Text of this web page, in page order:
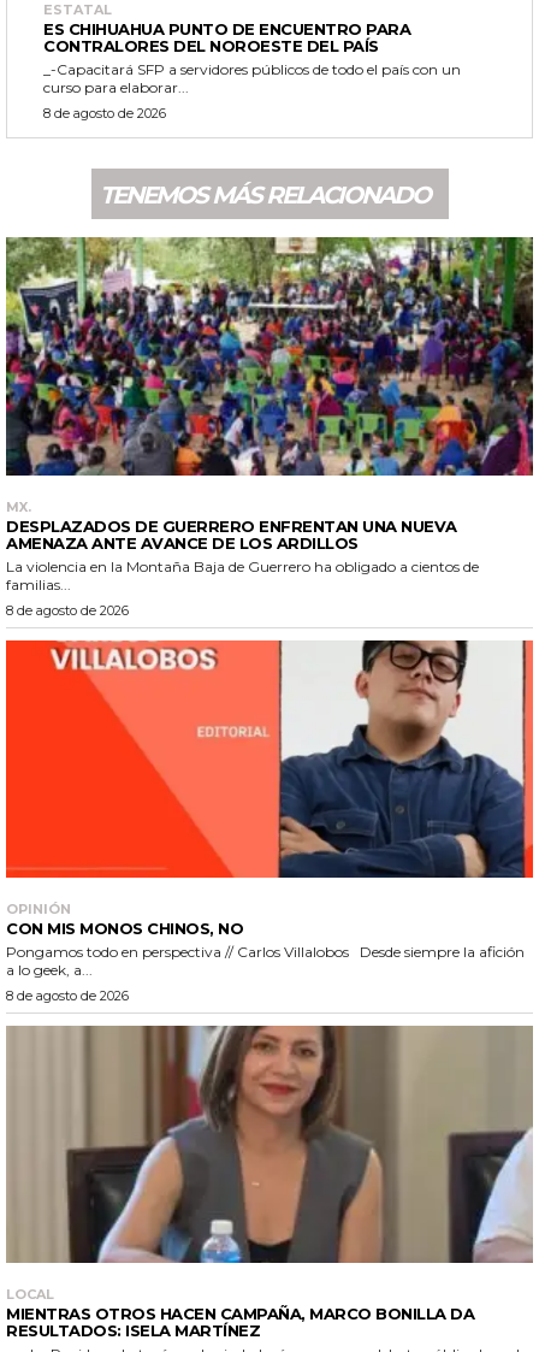
ESTATAL
ES CHIHUAHUA PUNTO DE ENCUENTRO PARA
CONTRALORES DEL NOROESTE DEL PAÍS
_-Capacitará SFP a servidores públicos de todo el país con un
curso para elaborar...
8 de agosto de 2026
TENEMOS MÁS RELACIONADO
MX.
DESPLAZADOS DE GUERRERO ENFRENTAN UNA NUEVA
AMENAZA ANTE AVANCE DE LOS ARDILLOS
La violencia en la Montaña Baja de Guerrero ha obligado a cientos de
familias...
8 de agosto de 2026
OPINIÓN
CON MIS MONOS CHINOS, NO
Pongamos todo en perspectiva // Carlos Villalobos Desde siempre la afición
a lo geek, a...
8 de agosto de 2026
LOCAL
MIENTRAS OTROS HACEN CAMPAÑA, MARCO BONILLA DA
RESULTADOS: ISELA MARTÍNEZ